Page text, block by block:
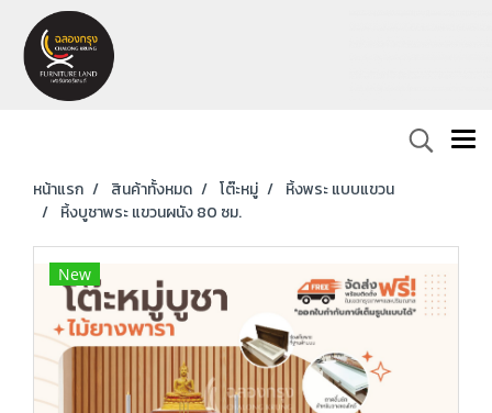
หน้าแรก สินค้าทั้งหมด โต๊ะหมู่
หิ้งพระ แบบแขวน
หิ้งบูชาพระ แขวนผนัง 80 ซม.
New